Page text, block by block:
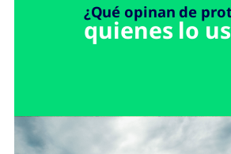
¿Qué opinan de
quienes lo